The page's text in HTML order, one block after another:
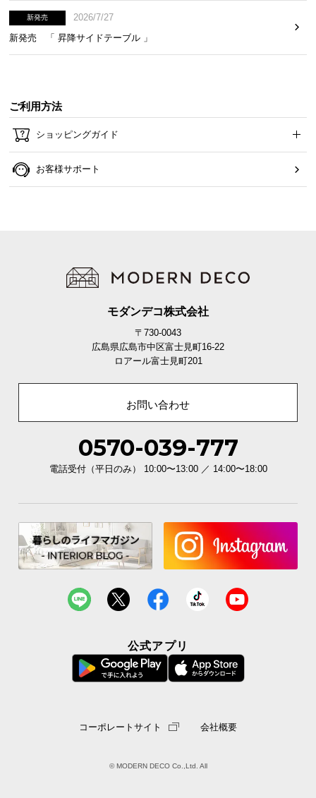
新発売
2026/7/27
新発売 「 昇降サイドテーブル 」
ご利用方法
ショッピングガイド
お客様サポート
モダンデコ株式会社
〒730-0043
広島県広島市中区富士見町16-22
ロアール富士見町201
お問い合わせ
0570-039-777
電話受付（平日のみ） 10:00〜13:00 ／ 14:00〜18:00
公式アプリ
コーポレートサイト 会社概要
© MODERN DECO Co.,Ltd. All